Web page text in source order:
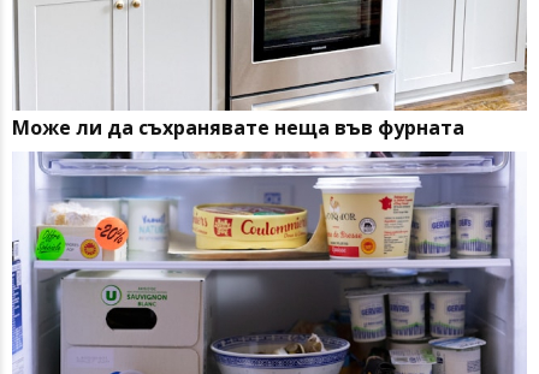
Може ли да съхранявате неща във фурната